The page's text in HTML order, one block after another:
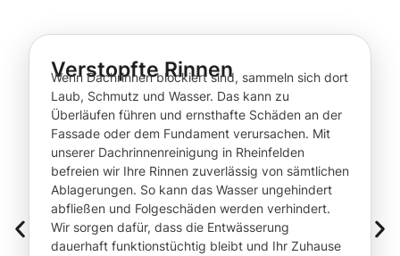
Verstopfte Rinnen
Wenn Dachrinnen blockiert sind, sammeln sich dort
Laub, Schmutz und Wasser. Das kann zu
Überläufen führen und ernsthafte Schäden an der
Fassade oder dem Fundament verursachen. Mit
unserer Dachrinnenreinigung in Rheinfelden
befreien wir Ihre Rinnen zuverlässig von sämtlichen
Ablagerungen. So kann das Wasser ungehindert
abfließen und Folgeschäden werden verhindert.
Wir sorgen dafür, dass die Entwässerung
dauerhaft funktionstüchtig bleibt und Ihr Zuhause